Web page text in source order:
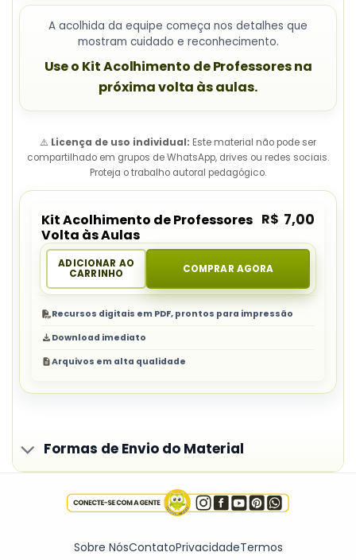
A acolhida da equipe começa nos detalhes que
mostram cuidado e reconhecimento.
Use o Kit Acolhimento de Professores na
próxima volta às aulas.
⚠️ Licença de uso individual: Este material não pode ser
compartilhado em grupos de WhatsApp, drives ou redes sociais.
Proteja o trabalho autoral pedagógico.
Kit Acolhimento de Professores
Volta às Aulas
R$ 7,00
ADICIONAR AO
CARRINHO
COMPRAR AGORA
Recursos digitais em PDF, prontos para impressão
Download imediato
Arquivos em alta qualidade
Formas de Envio do Material
Sobre NósContatoPrivacidadeTermos